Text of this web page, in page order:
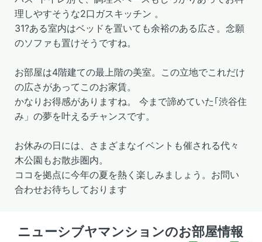
理しやすそうな2口ガスキッチン 。
31?ある室内はベッドを置いても余裕のある広さ。念願
のソファも置けそうですね。
お部屋は4階建ての最上階の美室。この立地でこれだけ
の広さがあってこのお家賃。
かなりお得感がありますね。 今まで諦めていた｢渋谷住
み」の夢を叶えるチャンスです。
お休みの日には、さまざまなイベントも催される代々
木公園もお散歩圏内。
ココを拠点に今年の夏を熱く楽しみましょう。お問い
合わせお待ちしております
ニューシブヤマンションのお部屋情報